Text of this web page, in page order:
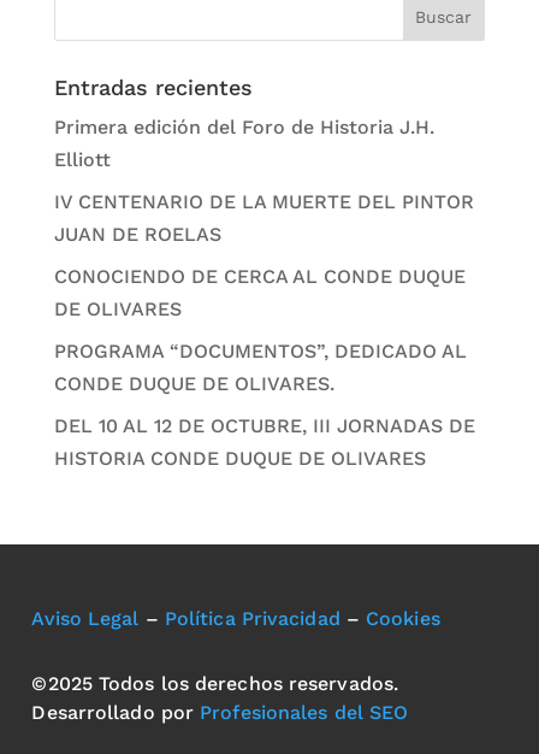
Entradas recientes
Primera edición del Foro de Historia J.H.
Elliott
IV CENTENARIO DE LA MUERTE DEL PINTOR
JUAN DE ROELAS
CONOCIENDO DE CERCA AL CONDE DUQUE
DE OLIVARES
PROGRAMA “DOCUMENTOS”, DEDICADO AL
CONDE DUQUE DE OLIVARES.
DEL 10 AL 12 DE OCTUBRE, III JORNADAS DE
HISTORIA CONDE DUQUE DE OLIVARES
Aviso Legal – Política Privacidad – Cookies
©2025 Todos los derechos reservados.
Desarrollado por Profesionales del SEO